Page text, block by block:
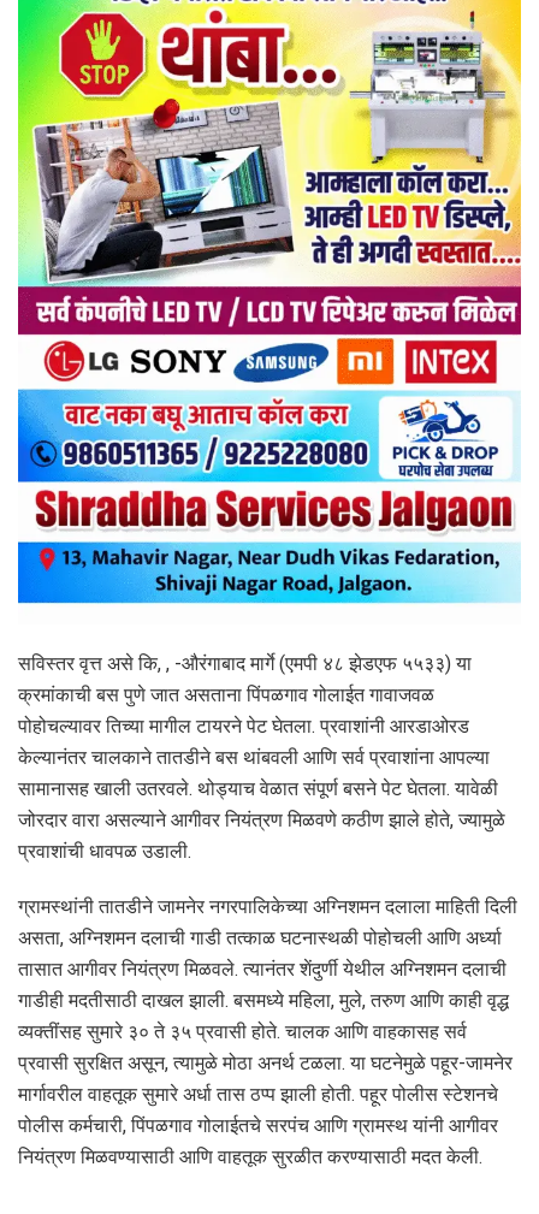
सविस्तर वृत्त असे कि, , -औरंगाबाद मार्गे (एमपी ४८ झेडएफ ५५३३) या
क्रमांकाची बस पुणे जात असताना पिंपळगाव गोलाईत गावाजवळ
पोहोचल्यावर तिच्या मागील टायरने पेट घेतला. प्रवाशांनी आरडाओरड
केल्यानंतर चालकाने तातडीने बस थांबवली आणि सर्व प्रवाशांना आपल्या
सामानासह खाली उतरवले. थोड्याच वेळात संपूर्ण बसने पेट घेतला. यावेळी
जोरदार वारा असल्याने आगीवर नियंत्रण मिळवणे कठीण झाले होते, ज्यामुळे
प्रवाशांची धावपळ उडाली.
ग्रामस्थांनी तातडीने जामनेर नगरपालिकेच्या अग्निशमन दलाला माहिती दिली
असता, अग्निशमन दलाची गाडी तत्काळ घटनास्थळी पोहोचली आणि अर्ध्या
तासात आगीवर नियंत्रण मिळवले. त्यानंतर शेंदुर्णी येथील अग्निशमन दलाची
गाडीही मदतीसाठी दाखल झाली. बसमध्ये महिला, मुले, तरुण आणि काही वृद्ध
व्यक्तींसह सुमारे ३० ते ३५ प्रवासी होते. चालक आणि वाहकासह सर्व
प्रवासी सुरक्षित असून, त्यामुळे मोठा अनर्थ टळला. या घटनेमुळे पहूर-जामनेर
मार्गावरील वाहतूक सुमारे अर्धा तास ठप्प झाली होती. पहूर पोलीस स्टेशनचे
पोलीस कर्मचारी, पिंपळगाव गोलाईतचे सरपंच आणि ग्रामस्थ यांनी आगीवर
नियंत्रण मिळवण्यासाठी आणि वाहतूक सुरळीत करण्यासाठी मदत केली.